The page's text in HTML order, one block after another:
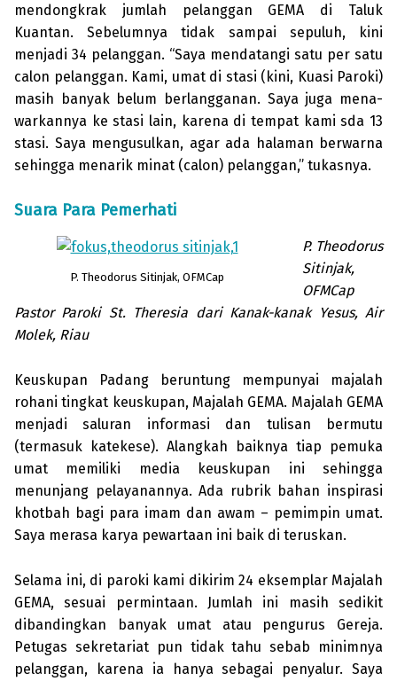
men­dong­krak jumlah pelang­gan GEMA di Taluk
Kuantan. Sebe­lumnya tidak sampai sepu­luh, kini
menjadi 34 pelang­gan. “Sa­ya mendatangi satu per satu
calon pelanggan. Kami, umat di stasi (kini, Kuasi Paroki)
masih ba­nyak belum berlangganan. Saya juga mena­
warkannya ke stasi lain, karena di tempat kami sda 13
stasi. Saya mengusulkan, agar ada halaman berwarna
sehing­ga menarik minat (ca­lon) pe­langgan,” tu­kasnya.
Suara Para Pemerhati
P. Theodorus Sitinjak, OFMCap
P. Theodorus
Sitinjak,
OFMCap
Pastor Paroki St. Theresia dari Kanak-kanak Yesus, Air
Molek, Riau
Keuskupan Padang beruntung mem­punyai majalah
rohani ting­kat keus­kup­an, Majalah GEMA. Majalah GEMA
menjadi saluran informasi dan tulis­an bermutu
(termasuk kate­ke­se). Alangkah baiknya tiap pemuka
umat memiliki media keuskupan ini sehingga
menunjang pelayanannya. Ada rubrik bahan ins­pirasi
khotbah bagi para imam dan awam – pemimpin umat.
Saya merasa karya pewartaan ini baik di teruskan.
Selama ini, di paroki kami dikirim 24 eksemplar Majalah
GEMA, sesuai permintaan. Jumlah ini masih sedikit
dibandingkan banyak umat atau peng­urus Gereja.
Petugas sekretariat pun tidak tahu sebab minimnya
pelanggan, karena ia hanya sebagai penyalur. Saya